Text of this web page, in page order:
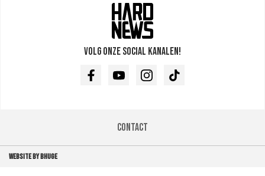
Volg onze social kanalen!
FacebookYoutubeInstagramTikTok
Contact
WEBSITE BY BHUGE